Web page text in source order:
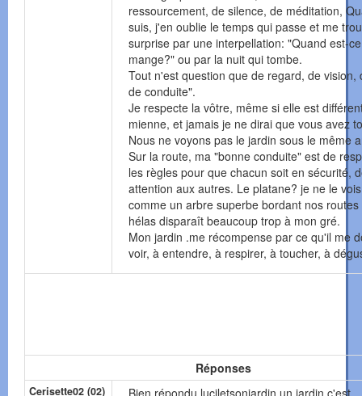
ressourcement, de silence, de méditation,
suis, j'en oublie le temps qui passe et me
surprise par une interpellation: "Quand est-
mange?" ou par la nuit qui tombe.
Tout n'est question que de regard, de vision,
de conduite".
Je respecte la vôtre, même si elle est
mienne, et jamais je ne dirai que vous avez
Nous ne voyons pas le jardin sous le même
Sur la route, ma "bonne conduite" est de
les règles pour que chacun soit en sécurité,
attention aux autres. Le platane? je ne le
comme un arbre superbe bordant nos routes
hélas disparaît beaucoup trop à mon gré.
Mon jardin .me récompense par ce qu'il me
voir, à entendre, à respirer, à toucher, à
Réponses
Cerisette02 (02)